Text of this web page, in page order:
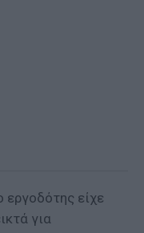
εργοδότης είχε
για